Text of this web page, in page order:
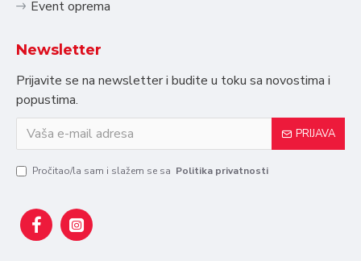
Event oprema
Newsletter
Prijavite se na newsletter i budite u toku sa novostima i
popustima.
PRIJAVA
Pročitao/la sam i slažem se sa Politika privatnosti